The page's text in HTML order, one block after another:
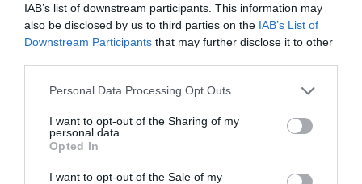
IAB’s list of downstream participants. This information may
also be disclosed by us to third parties on the IAB’s List of
Downstream Participants that may further disclose it to other
Please note that this website/app uses one or more Google
not limited to your visit or usage behaviour. You may click to
grant or deny consent to Google and its third-party tags to
use your data for below specified purposes in below Google
consent section.
Personal Data Processing Opt Outs
I want to opt-out of the Sharing of my
personal data.
Opted In
I want to opt-out of the Sale of my
Mégsem lesz kisebb a Tesla Cybertruck